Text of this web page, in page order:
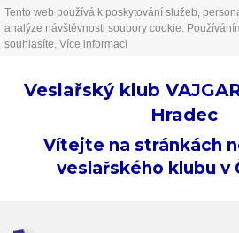
Tento web používá k poskytování služeb,
analýze návštěvnosti soubory cookie.
souhlasíte. Více informací
Veslařský klub
Hradec
Vítejte na stránkách
veslařského klubu v